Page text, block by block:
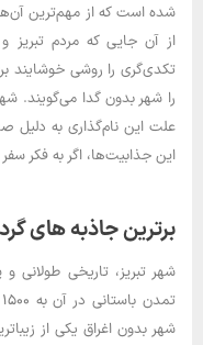
شده است که از مهم‌ترین
از آن جایی که مردم تبریز
تکدی‌گری را روشی خوشایند
را شهر بدون گدا می‌گویند.
این جذابیت‌ها، اگر به فکر
برترین جاذبه های
شهر تبریز، تاریخی طولانی
شهر بدون اغراق یکی از